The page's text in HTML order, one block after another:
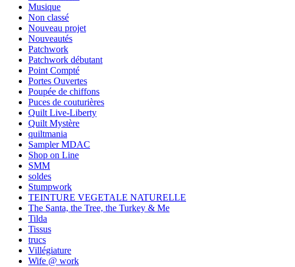
Musique
Non classé
Nouveau projet
Nouveautés
Patchwork
Patchwork débutant
Point Compté
Portes Ouvertes
Poupée de chiffons
Puces de couturières
Quilt Live-Liberty
Quilt Mystère
quiltmania
Sampler MDAC
Shop on Line
SMM
soldes
Stumpwork
TEINTURE VEGETALE NATURELLE
The Santa, the Tree, the Turkey & Me
Tilda
Tissus
trucs
Villégiature
Wife @ work